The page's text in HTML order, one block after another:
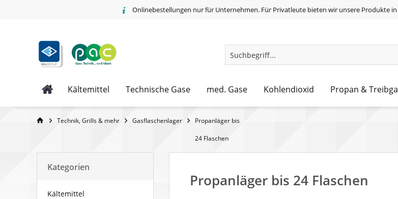
Onlinebestellungen nur für Unternehmen. Für Privatleute bieten wir unsere Produkte
Kältemittel Technische Gase med. Gase Kohlendioxid Propan &
Technik, Grills & mehr Gasflaschenlager Propanläger bis
24 Flaschen
Kategorien
Kältemittel
Propanläger bis 24 Flaschen